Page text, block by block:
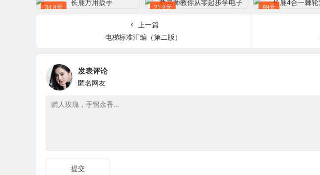
34.8元 21.8元 99元
上一篇
电梯标准汇编（第二版）
发表评论
匿名网友
提交